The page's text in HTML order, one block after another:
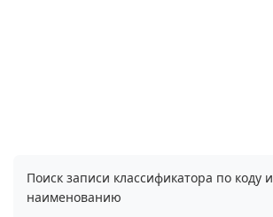
Поиск записи классификатора по коду и
наименованию